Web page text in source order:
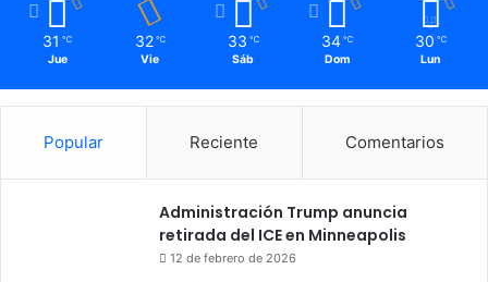
31 ℃
Jue
32 ℃
Vie
33 ℃
Sáb
34 ℃
Dom
30 ℃
Lun
Popular Reciente Comentarios
Administración Trump anuncia
retirada del ICE en Minneapolis
12 de febrero de 2026